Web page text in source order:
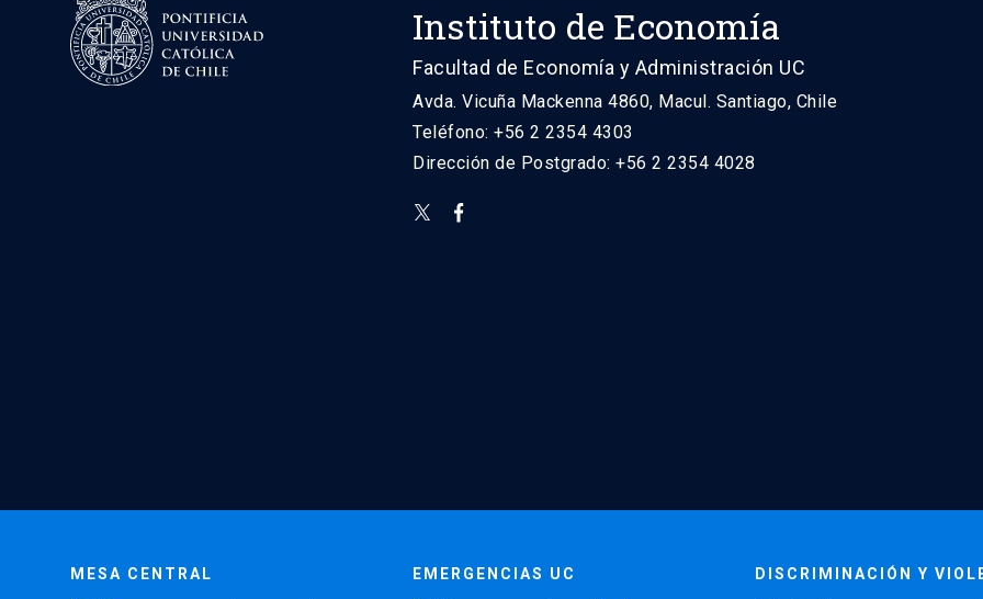
Instituto de Economía
Facultad de Economía y Administración UC
Avda. Vicuña Mackenna 4860, Macul. Santiago, Chile
Teléfono: +56 2 2354 4303
Dirección de Postgrado: +56 2 2354 4028
MESA CENTRAL EMERGENCIAS UC DISCRIMINACIÓN Y